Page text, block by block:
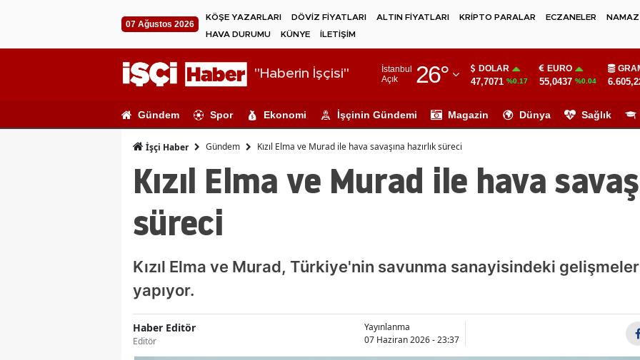
07 Ağustos 2026
KÖŞE YAZARLARI DÖVİZ FİYATLARI ALTIN FİYATLARI KRİPTO PARALAR ECZANELER
NAMAZ
HAVA DURUMU
KÜNYE İLETİŞİM
"Haberin İşçisi"
İstanbul
Açık
26°
Adıyaman
Ağrı
Ankara
Aydın
Bilecik
DOLAR
47,7071 %0.17
EURO
55,0437 %0.04
Gündem Spor Ekonomi İşçinin Gündemi Magazin Dünya Sağlık
İşçi Haber Gündem Kızıl Elma ve Murad ile hava savaşına hazırlık süreci
Kızıl Elma ve Murad ile hava
süreci
Kızıl Elma ve Murad, Türkiye'nin savunma sanayisindeki
yapıyor.
Haber Editör
Editör
Yayınlanma
07 Haziran 2026 - 23:37